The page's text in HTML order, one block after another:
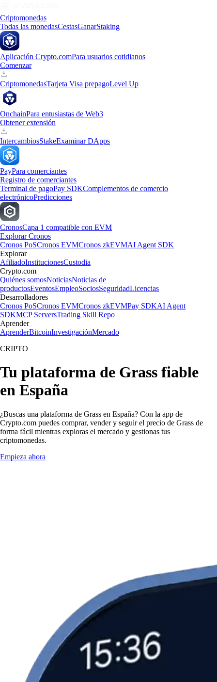
Criptomonedas
Todas las monedasCestasGanarStaking
Aplicación Crypto.comPara usuarios cotidianos
Comenzar
CriptomonedasTarjeta Visa prepagoLevel Up
OnchainPara entusiastas de Web3
Obtener extensión
IntercambiosStakeExaminar DApps
PayPara comerciantes
Registro de comerciantes
Terminal de pagoPay SDKComplementos de comercio
electrónicoPredicciones
CronosCapa 1 compatible con EVM
Explorar Cronos
Cronos PoSCronos EVMCronos zkEVMAI Agent SDK
Explorar
AfiliadoInstitucionesCustodia
Crypto.com
Quiénes somosNoticiasNoticias de
productosEventosEmpleoSociosSeguridadLicencias
Desarrolladores
Cronos PoSCronos EVMCronos zkEVMPay SDKAI Agent
SDKMCP ServersTrading Skill Repo
Aprender
AprenderBitcoinInvestigaciónMercado
CRIPTO
Tu plataforma de Grass fiable
en España
¿Buscas una plataforma de Grass en España? Con la app de
Crypto.com puedes comprar, vender y seguir el precio de Grass de
forma fácil mientras exploras el mercado y gestionas tus
criptomonedas.
Empieza ahora